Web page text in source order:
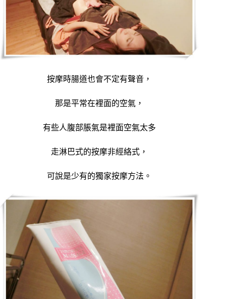
按摩時腸道也會不定有聲音，
那是平常在裡面的空氣，
有些人腹部脹氣是裡面空氣太多
走淋巴式的按摩非經絡式，
可說是少有的獨家按摩方法。